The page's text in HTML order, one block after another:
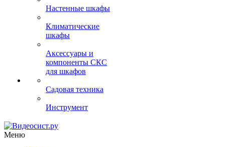
Настенные шкафы
Климатические
шкафы
Аксессуары и
компоненты СКС
для шкафов
Садовая техника
Инструмент
Меню